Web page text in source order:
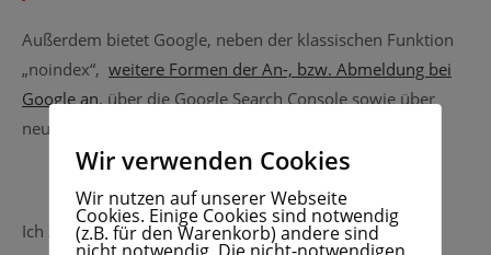
Außerdem bietet Google, neben der klassischen Funktion
„noindex“, weitere Formen der An-, bzw. Abmeldung bei
Google an, über die Google Search Console sowie über
neue Robots Meta Tags.
Ich zitiere kurz nochmal:
Wir verwenden Cookies
Wir nutzen auf unserer Webseite
Cookies. Einige Cookies sind notwendig
(z.B. für den Warenkorb) andere sind